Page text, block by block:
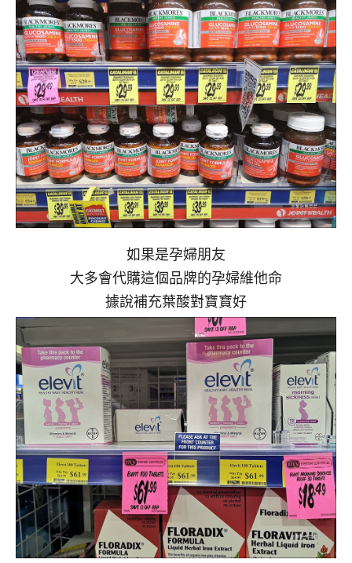
如果是孕婦朋友
大多會代購這個品牌的孕婦維他命
據說補充葉酸對寶寶好